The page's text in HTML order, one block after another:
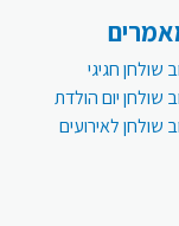
שולחן חגיגי
שולחן יום הולדת
שולחן לאירועים